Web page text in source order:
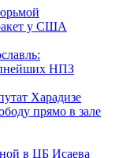
у США
НПЗ
Харадизе
прямо в зале
в ЦБ Исаева